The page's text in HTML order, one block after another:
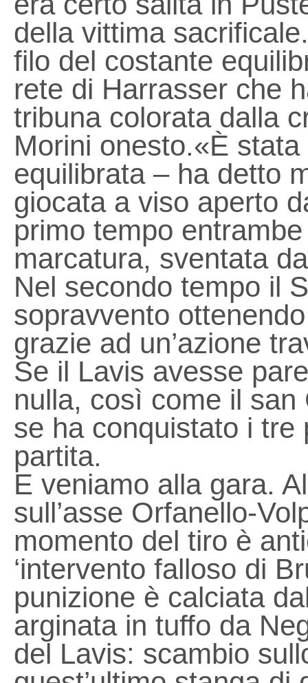
della vittima
filo del costante
rete di Harrasser che
tribuna colorata dalla
Morini onesto.«È
equilibrata – ha detto
giocata a viso aperto
primo tempo
marcatura, sventata
Nel secondo tempo il
sopravvento
grazie ad un’azione
Se il Lavis avesse
nulla, così come il
se ha conquistato i tre
partita.
E veniamo alla gara.
sull’asse Orfanello-
momento del tiro è
‘intervento falloso di
punizione è calciata
arginata in tuffo da
del Lavis: scambio